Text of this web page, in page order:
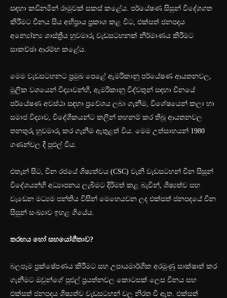
සඳහා කඩිනමින් රාමුවක් සකස් කළේය. පර්යේෂණ සිසුන් විදේශගත
කිරීමට චීනය සිය අභිප්‍රාය ප්‍රකාශ කළ විට, එක්සත් ජනපදය
අන්‍යෝන්‍ය ශාස්ත්‍රීය හුවමාරු වැඩසටහනක් නිර්මාණය කිරීමට
සාකච්ඡා ආරම්භ කළේය.
මෙම වැඩසටහනට ප්‍රමුඛ පෙළේ ඇමරිකානු පර්යේෂණ ආයතනවල,
මූලික වශයෙන් විද්‍යාවන්හි, ඇමරිකානු විද්වතුන් සඳහා චීනයේ
පර්යේෂණ අවස්ථා සඳහා ප්‍රවේශය ලබා ගැනීම, විශේෂයෙන් කලා හා
සමාජ විද්‍යාව, විදේශිකයන්ට කලින් තහනම් කර තිබූ ආයතනවල
තනතුරු හුවමාරු කර ගැනීම ඇතුළත් විය. මෙම උත්සාහයන් 1980
ගණන්වල දී පුළුල් විය.
එතැන් සිට, චීන රජයේ ශිෂ්‍යත්වය (CSC) වැනි වැඩසටහන් චීන සිසුන්
විදේශයන්හි අධ්‍යාපනය ලැබීමට දිරිමත් කළ බැවින්, ශිෂ්‍යත්ව සහ
වැඩෙන මධ්‍යම පන්තිය විසින් මෙහෙයවන ලද එක්සත් ජනපදයේ චීන
සිසුන් සංඛ්‍යාව ඉහළ ගියේය.
තරඟය හෝ සහයෝගීතාව?
බලපෑම ප්‍රක්ෂේපණය කිරීමට සහ උපායමාර්ගික අරමුණු සාක්ෂාත් කර
ගැනීමට ඔවුන්ගේ පුළුල් ප්‍රයත්නවල කොටසක් ලෙස චීනය සහ
එක්සත් ජනපදය ශිෂ්‍යත්ව වැඩසටහන් වල නිරත වී ඇත. එක්සත්